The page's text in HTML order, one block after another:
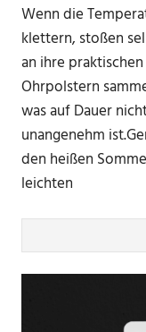
Wenn die
klettern, stoßen
an ihre
Ohrpolstern
was auf Dauer
unangenehm
den heißen
leichten